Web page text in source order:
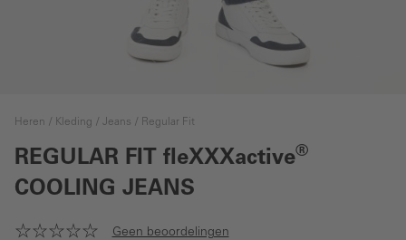
Heren Kleding Jeans Regular Fit
REGULAR FIT fleXXXactive®
COOLING JEANS
Geen beoordelingen